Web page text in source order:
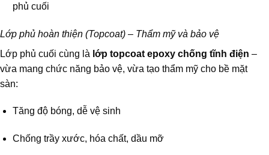
phủ cuối
Lớp phủ hoàn thiện (Topcoat) – Thẩm mỹ và bảo vệ
Lớp phủ cuối cùng là lớp topcoat epoxy chống tĩnh điện –
vừa mang chức năng bảo vệ, vừa tạo thẩm mỹ cho bề mặt
sàn:
Tăng độ bóng, dễ vệ sinh
Chống trầy xước, hóa chất, dầu mỡ